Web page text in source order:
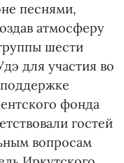
песнями,
атмосферу
шести
для участия во
фонда
гостей
вопросам